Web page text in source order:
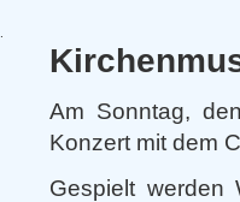
Am Sonntag,
Konzert mit dem
Gespielt werden